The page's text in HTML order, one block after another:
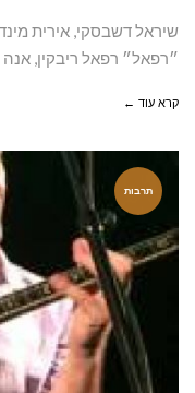
שיראל דשבסקי, אירית
״רפאל״ רפאל ריבקין, אנה
קרא עוד ←
תרבות